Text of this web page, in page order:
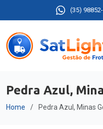
(35)
Pedra Azul,
Home Pedra Azul, Minas